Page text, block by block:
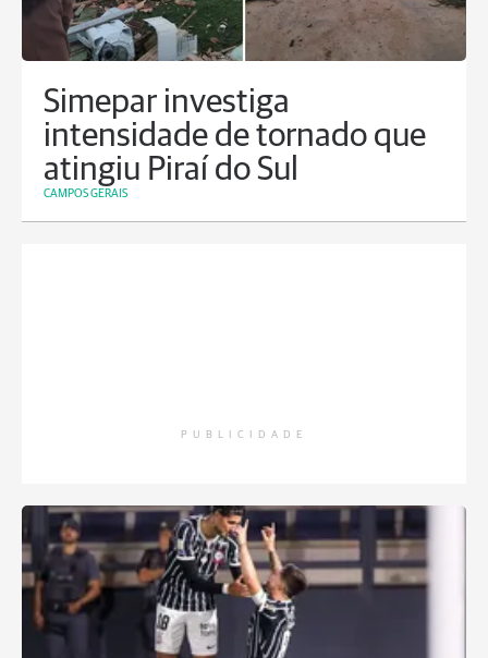
Simepar investiga
intensidade de tornado que
atingiu Piraí do Sul
CAMPOS GERAIS
PUBLICIDADE